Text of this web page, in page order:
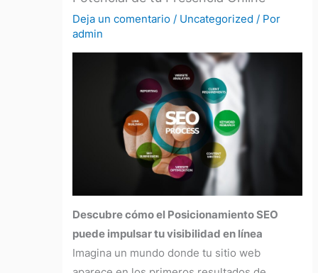
Deja un comentario / Uncategorized / Por
admin
Descubre cómo el Posicionamiento SEO
puede impulsar tu visibilidad en línea
Imagina un mundo donde tu sitio web